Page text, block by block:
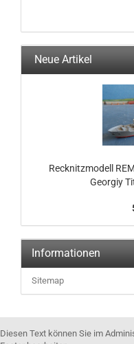
Neue Artikel
Recknitzmodell
Georgiy
Informationen
Sitemap
Diesen Text können Sie im